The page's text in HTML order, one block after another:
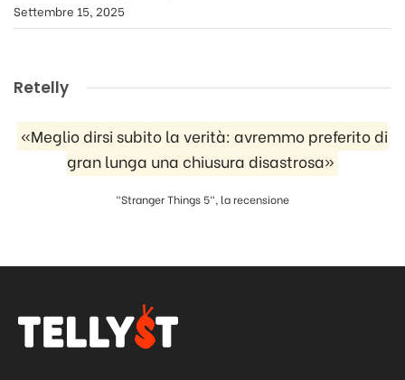
Settembre 15, 2025
Retelly
«Meglio dirsi subito la verità: avremmo preferito di
gran lunga una chiusura disastrosa»
"Stranger Things 5", la recensione